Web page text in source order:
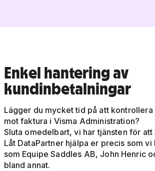
Enkel hantering av
kundinbetalningar
Lägger du mycket tid på att
mot faktura i Visma Administration?
Sluta omedelbart, vi har tjänsten för
Låt DataPartner hjälpa er precis som
som Equipe Saddles AB, John Henric
bland annat.